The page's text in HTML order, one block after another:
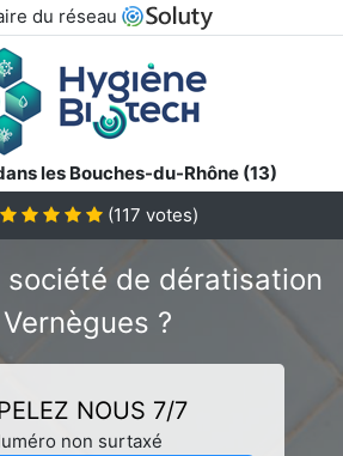
du réseau
les Bouches-du-Rhône (13)
(117 votes)
société de dératisation
?
NOUS 7/7
non surtaxé